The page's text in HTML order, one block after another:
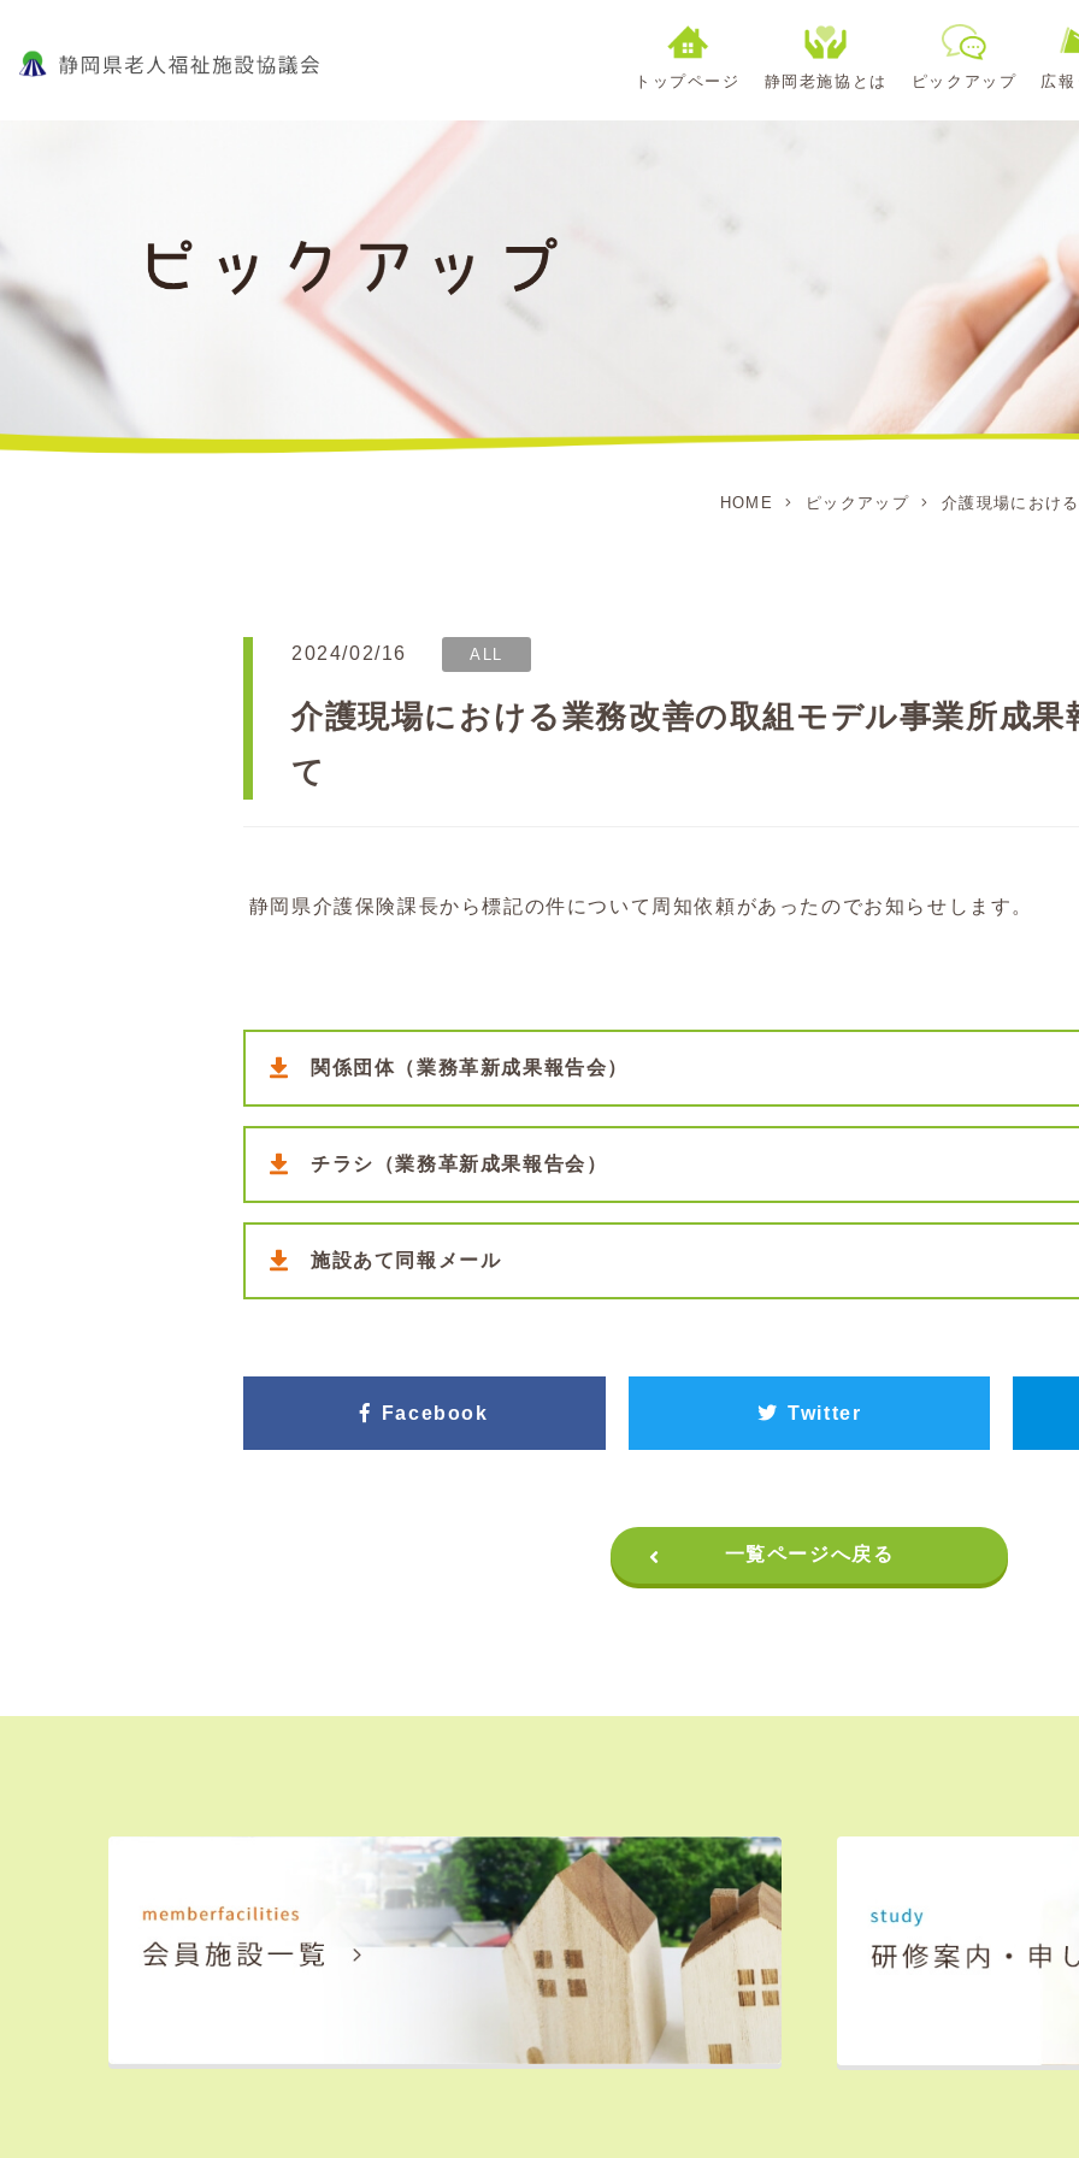
トップページ 静岡老施協とは ピックアップ 広
HOME ピックアップ 介護現場におけ
2024/02/16 ALL
介護現場における業務改善の取組モデル事業所成果
て
静岡県介護保険課長から標記の件について周知依頼があったのでお知らせします。
関係団体（業務革新成果報告会）
チラシ（業務革新成果報告会）
施設あて同報メール
Facebook Twitter
一覧ページへ戻る